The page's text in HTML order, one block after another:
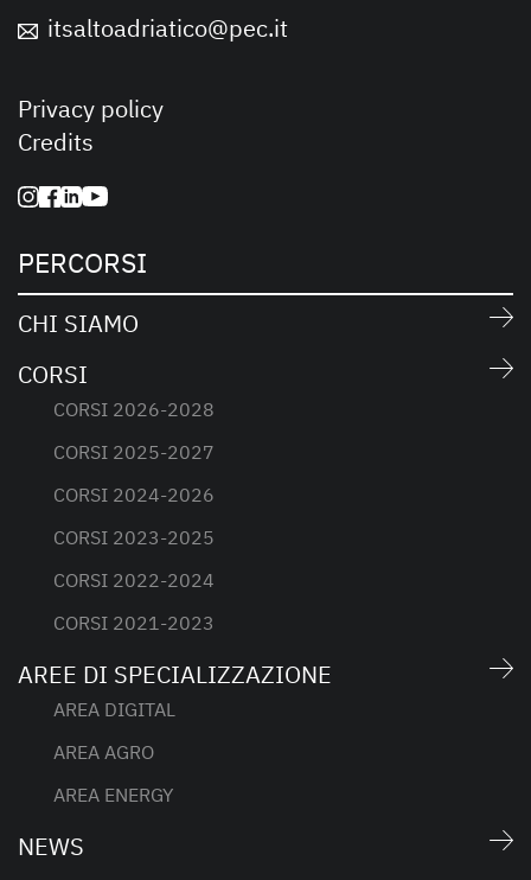
itsaltoadriatico@pec.it
Privacy policy
Credits
PERCORSI
CHI SIAMO
CORSI
CORSI 2026-2028
CORSI 2025-2027
CORSI 2024-2026
CORSI 2023-2025
CORSI 2022-2024
CORSI 2021-2023
AREE DI SPECIALIZZAZIONE
AREA DIGITAL
AREA AGRO
AREA ENERGY
NEWS